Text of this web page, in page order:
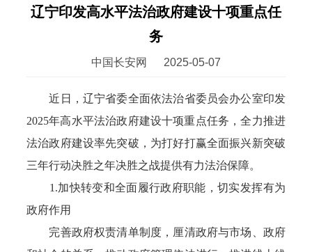
辽宁印发高水平法治政府建设十项重点任
务
中国长安网 2025-05-07
近日，辽宁省委全面依法治省委员会办公室印发
2025年高水平法治政府建设十项重点任务，全力推进
法治政府建设率先突破，为打好打赢全面振兴新突破
三年行动决胜之年决胜之战提供有力法治保障。
1.加快转变和全面履行政府职能，切实发挥有为
政府作用
完善政府权责清单制度，厘清政府与市场、政府